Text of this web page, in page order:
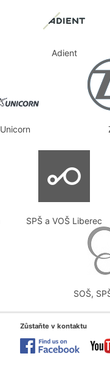
Adient
Unicorn
SPŠ a VOŠ Liberec
SOŠ,
Zůstaňte v kontaktu